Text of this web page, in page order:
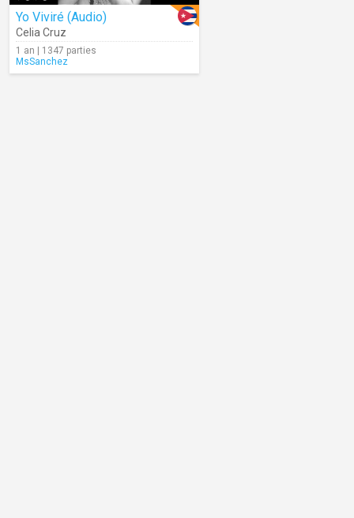
Yo Viviré (Audio)
Celia Cruz
1 an | 1347 parties
MsSanchez